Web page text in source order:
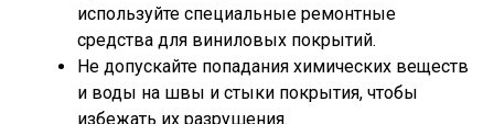
используйте специальные ремонтные
средства для виниловых покрытий.
Не допускайте попадания химических веществ
и воды на швы и стыки покрытия, чтобы
избежать их разрушения.